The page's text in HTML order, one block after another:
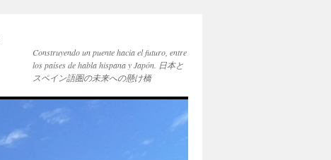
Construyendo un puente hacia el futuro, entre
los países de habla hispana y Japón. 日本と
スペイン語圏の未来への懸け橋